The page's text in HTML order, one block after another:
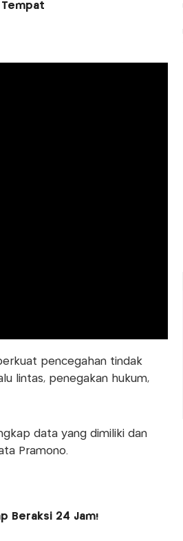
Tempat
pencegahan tindak
lintas, penegakan hukum,
data yang dimiliki dan
Pramono.
Beraksi 24 Jam!